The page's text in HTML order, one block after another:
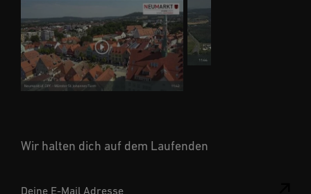
Wir halten dich auf dem Laufenden
Deine E-Mail Adresse